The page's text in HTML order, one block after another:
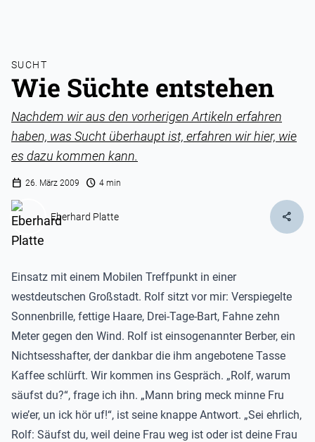
SUCHT
Wie Süchte entstehen
Nachdem wir aus den vorherigen Artikeln erfahren
haben, was Sucht überhaupt ist, erfahren wir hier, wie
es dazu kommen kann.
calendar_today 26. März 2009 schedule 4 min
Eberhard Platte share
Einsatz mit einem Mobilen Treffpunkt in einer
westdeutschen Großstadt. Rolf sitzt vor mir: Verspiegelte
Sonnenbrille, fettige Haare, Drei-Tage-Bart, Fahne zehn
Meter gegen den Wind. Rolf ist einsogenannter Berber, ein
Nichtsesshafter, der dankbar die ihm angebotene Tasse
Kaffee schlürft. Wir kommen ins Gespräch. „Rolf, warum
säufst du?“, frage ich ihn. „Mann bring meck minne Fru
wie’er, un ick hör uf!“, ist seine knappe Antwort. „Sei ehrlich,
Rolf: Säufst du, weil deine Frau weg ist oder ist deine Frau